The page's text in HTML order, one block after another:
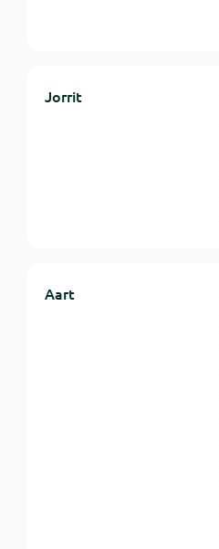
Jorrit
Aart